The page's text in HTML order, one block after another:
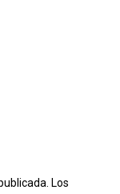
Los